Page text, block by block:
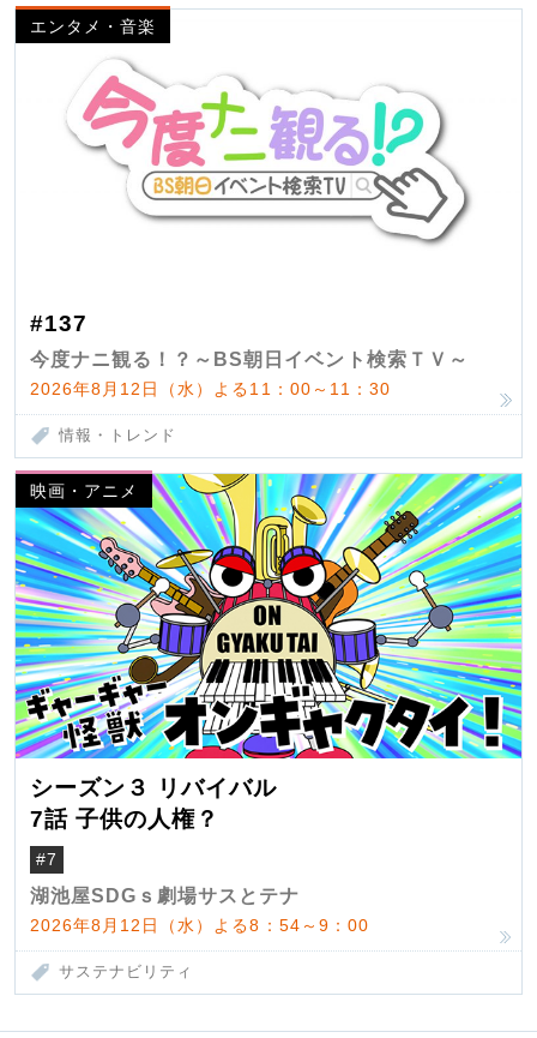
エンタメ・音楽
#137
今度ナニ観る！？～BS朝日イベント検索ＴＶ～
2026年8月12日（水）よる11：00～11：30
情報・トレンド
映画・アニメ
シーズン３ リバイバル
7話 子供の人権？
#7
湖池屋SDGｓ劇場サスとテナ
2026年8月12日（水）よる8：54～9：00
サステナビリティ